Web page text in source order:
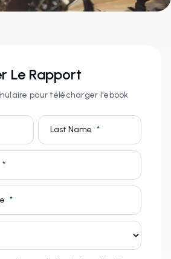
Le Rapport
pour télécharger l'ebook